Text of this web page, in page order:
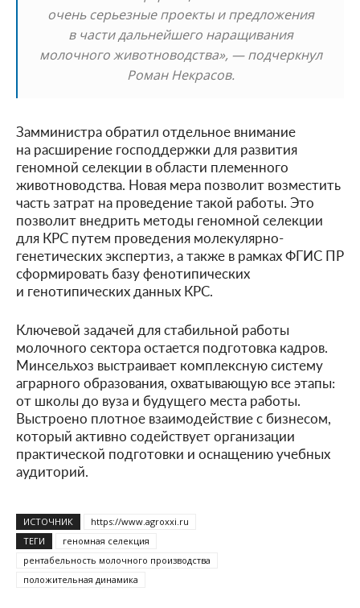
очень серьезные проекты и предложения
в части дальнейшего наращивания
молочного животноводства», — подчеркнул
Роман Некрасов.
Замминистра обратил отдельное внимание
на расширение господдержки для развития
геномной селекции в области племенного
животноводства. Новая мера позволит возместить
часть затрат на проведение такой работы. Это
позволит внедрить методы геномной селекции
для КРС путем проведения молекулярно-
генетических экспертиз, а также в рамках ФГИС ПР
сформировать базу фенотипических
и генотипических данных КРС.
Ключевой задачей для стабильной работы
молочного сектора остается подготовка кадров.
Минсельхоз выстраивает комплексную систему
аграрного образования, охватывающую все этапы:
от школы до вуза и будущего места работы.
Выстроено плотное взаимодействие с бизнесом,
который активно содействует организации
практической подготовки и оснащению учебных
аудиторий.
ИСТОЧНИК
https://www.agroxxi.ru
ТЕГИ
геномная селекция
рентабельность молочного производства
положительная динамика